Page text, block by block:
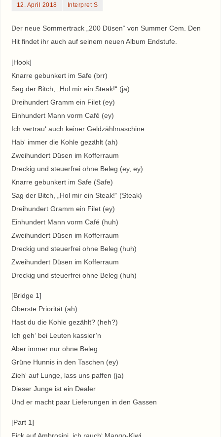
12. April 2018 Interpret S
Der neue Sommertrack „200 Düsen“ von Summer Cem. Den
Hit findet ihr auch auf seinem neuen Album Endstufe.
[Hook]
Knarre gebunkert im Safe (brr)
Sag der Bitch, „Hol mir ein Steak!“ (ja)
Dreihundert Gramm ein Filet (ey)
Einhundert Mann vorm Café (ey)
Ich vertrau‘ auch keiner Geldzählmaschine
Hab‘ immer die Kohle gezählt (ah)
Zweihundert Düsen im Kofferraum
Dreckig und steuerfrei ohne Beleg (ey, ey)
Knarre gebunkert im Safe (Safe)
Sag der Bitch, „Hol mir ein Steak!“ (Steak)
Dreihundert Gramm ein Filet (ey)
Einhundert Mann vorm Café (huh)
Zweihundert Düsen im Kofferraum
Dreckig und steuerfrei ohne Beleg (huh)
Zweihundert Düsen im Kofferraum
Dreckig und steuerfrei ohne Beleg (huh)
[Bridge 1]
Oberste Priorität (ah)
Hast du die Kohle gezählt? (heh?)
Ich geh‘ bei Leuten kassier’n
Aber immer nur ohne Beleg
Grüne Hunnis in den Taschen (ey)
Zieh‘ auf Lunge, lass uns paffen (ja)
Dieser Junge ist ein Dealer
Und er macht paar Lieferungen in den Gassen
[Part 1]